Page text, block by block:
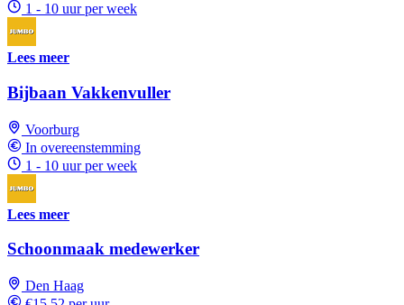
1 - 10 uur per week
Lees meer
Bijbaan Vakkenvuller
Voorburg
In overeenstemming
1 - 10 uur per week
Lees meer
Schoonmaak medewerker
Den Haag